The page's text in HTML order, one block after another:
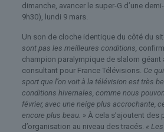
dimanche, avancer le super-G d’une
9h30), lundi 9 mars.
Un son de cloche identique du côté du
sont pas les meilleures conditions,
champion paralympique de slalom géant
consultant pour France Télévisions. Ce
sport que l’on voit à la télévision est très
conditions hivernales, comme nous
février, avec une neige plus accrochante,
encore plus beau. » À cela s’ajoutent des
d’organisation au niveau des tracés. «